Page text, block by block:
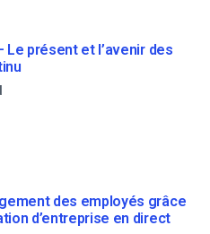
Le présent et l’avenir des
des employés grâce
d’entreprise en direct